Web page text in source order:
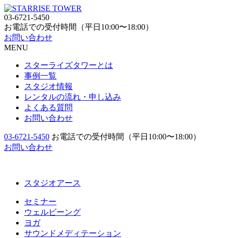
03-6721-5450
お電話での受付時間（平日10:00〜18:00）
お問い合わせ
MENU
スターライズタワーとは
事例一覧
スタジオ情報
レンタルの流れ・申し込み
よくある質問
お問い合わせ
03-6721-5450 お電話での受付時間（平日10:00〜18:00）
お問い合わせ
スタジオアース
セミナー
ウェルビーング
ヨガ
サウンドメディテーション